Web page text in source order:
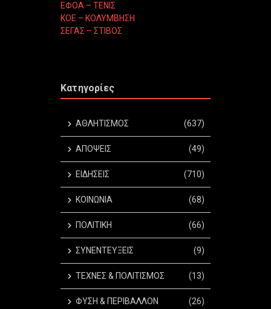
ΕΦΟΑ – ΤΕΝΙΣ
ΚΟΕ – ΚΟΛΥΜΒΗΣΗ
ΣΕΓΑΣ – ΣΤΙΒΟΣ
Κατηγορίες
ΑΘΛΗΤΙΣΜΟΣ (637)
ΑΠΟΨΕΙΣ (49)
ΕΙΔΗΣΕΙΣ (710)
ΚΟΙΝΩΝΙΑ (68)
ΠΟΛΙΤΙΚΗ (66)
ΣΥΝΕΝΤΕΥΞΕΙΣ (9)
ΤΕΧΝΕΣ & ΠΟΛΙΤΙΣΜΟΣ (13)
ΦΥΣΗ & ΠΕΡΙΒΑΛΛΟΝ (26)